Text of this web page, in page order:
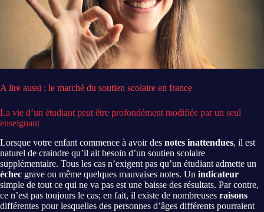
A lire aussi : le marché du soutien scolaire en france
La vie d’un étudiant peut être profondément modifiée par un seul
enseignant
Lorsque votre enfant commence à avoir des notes inattendues, il est
naturel de craindre qu’il ait besoin d’un soutien scolaire
supplémentaire. Tous les cas n’exigent pas qu’un étudiant admette un
échec grave ou même quelques mauvaises notes. Un indicateur
simple de tout ce qui ne va pas est une baisse des résultats. Par contre,
ce n’est pas toujours le cas; en fait, il existe de nombreuses raisons
différentes pour lesquelles des personnes d’âges différents pourraient